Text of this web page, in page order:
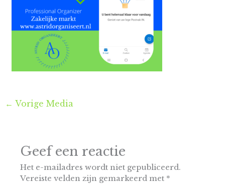
← Vorige Media
Geef een reactie
Het e-mailadres wordt niet gepubliceerd.
Vereiste velden zijn gemarkeerd met *